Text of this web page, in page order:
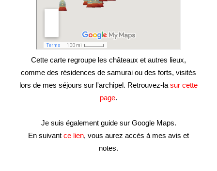
Cette carte regroupe les châteaux et autres lieux,
comme des résidences de samurai ou des forts, visités
lors de mes séjours sur l'archipel. Retrouvez-la sur cette
page.
Je suis également guide sur Google Maps.
En suivant ce lien, vous aurez accès à mes avis et
notes.